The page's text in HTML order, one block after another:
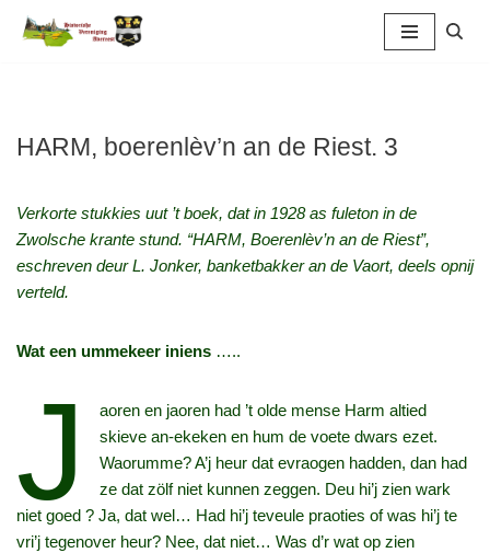
inhoud
HARM, boerenlèv’n an de Riest. 3
Verkorte stukkies uut ’t boek, dat in 1928 as fuleton in de
Zwolsche krante stund. “HARM, Boerenlèv’n an de Riest”,
eschreven deur L. Jonker, banketbakker an de Vaort, deels opnij
verteld.
Wat een ummekeer iniens …..
J
aoren en jaoren had ’t olde mense Harm altied
skieve an‑ekeken en hum de voete dwars ezet.
Waorumme? A’j heur dat evraogen hadden, dan had
ze dat zölf niet kunnen zeggen. Deu hi’j zien wark
niet goed ? Ja, dat wel… Had hi’j teveule praoties of was hi’j te
vri’j tegenover heur? Nee, dat niet… Was d’r wat op zien